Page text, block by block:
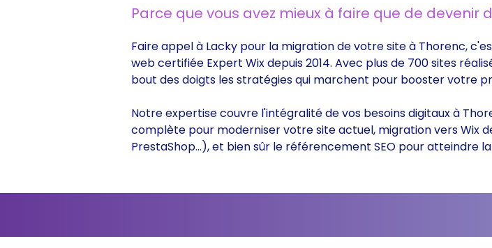
Parce que vous avez mieux à faire que de devenir
Faire appel à Lacky pour la migration de votre site à Thorenc,
web certifiée Expert Wix depuis 2014. Avec plus de 700 sites
bout des doigts les stratégies qui marchent pour booster votre
Notre expertise couvre l'intégralité de vos besoins digitaux à
complète pour moderniser votre site actuel, migration vers Wix
PrestaShop...), et bien sûr le référencement SEO pour atteindre